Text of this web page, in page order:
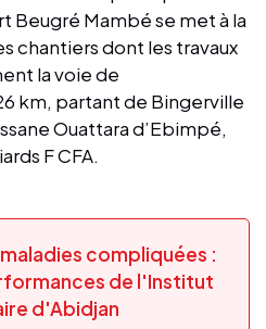
Beugré Mambé se met à la
chantiers dont les travaux
la voie de
km, partant de Bingerville
Ouattara d’Ebimpé,
F CFA.
compliquées :
de l'Institut
d'Abidjan